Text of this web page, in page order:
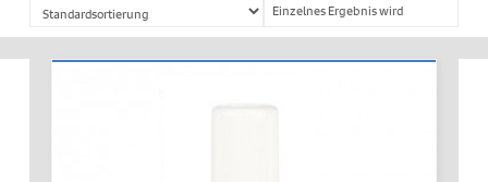
Einzelnes Ergebnis wird
angezeigt